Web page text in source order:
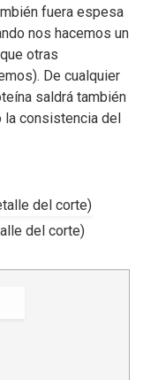
fuera espesa
nos hacemos un
otras
De cualquier
saldrá también
la consistencia del
del corte)